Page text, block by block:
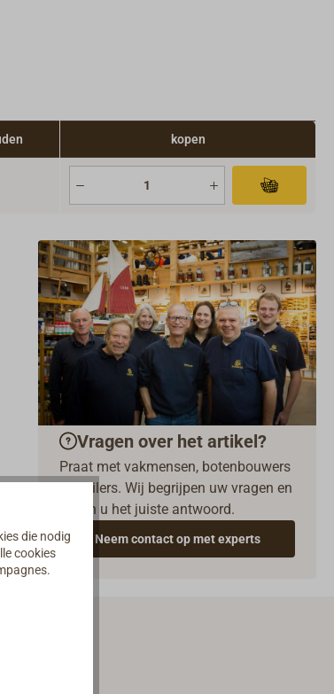
kopen
Vragen over het artikel?
Praat met vakmensen, botenbouwers
en zeilers. Wij begrijpen uw vragen en
geven u het juiste antwoord.
Neem contact op met experts
die nodig
cookies